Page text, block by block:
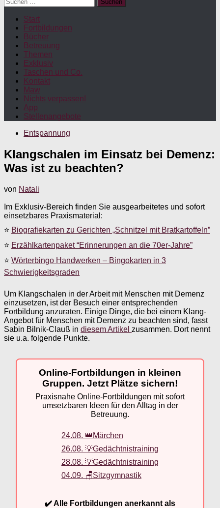
nach:
Start
Fortbildungen
Bücher
Betreuung
Themen
Exklusiv
Taschen und Co.
Kontakt
Maw
Nichts verpassen!
App
Stellenangebote
Entspannung
Klangschalen im Einsatz bei Demenz:
Was ist zu beachten?
von Natali
Im Exklusiv-Bereich finden Sie ausgearbeitetes und sofort
einsetzbares Praxismaterial:
⭐ Biografiekarten zu Gerichten „Schnitzel mit Bratkartoffeln”
⭐ Erzählkartenpaket “Erinnerungen an die 70er-Jahre”
⭐ Wörterbingo Handwerken – Bingokarten in 3
Schwierigkeitsgraden
Um Klangschalen in der Arbeit mit Menschen mit Demenz
einzusetzen, ist der Besuch einer entsprechenden
Fortbildung anzuraten. Einige Dinge, die bei einem Klang-
Angebot für Menschen mit Demenz zu beachten sind, fasst
Sabin Bilnik-Clauß in diesem Artikel zusammen. Dort nennt
sie u.a. folgende Punkte.
Online-Fortbildungen in kleinen
Gruppen. Jetzt Plätze sichern!
Praxisnahe Online-Fortbildungen mit sofort
umsetzbaren Ideen für den Alltag in der
Betreuung.
24.08. 👑Märchen
26.08. 💡Gedächtnistraining
28.08. 💡Gedächtnistraining
04.09. 🪑Sitzgymnastik
✔️ Alle Fortbildungen anerkannt als